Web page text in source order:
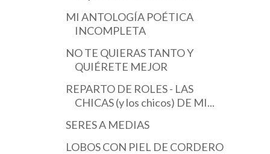
MI ANTOLOGÍA POÉTICA
INCOMPLETA
NO TE QUIERAS TANTO Y
QUIÉRETE MEJOR
REPARTO DE ROLES - LAS
CHICAS (y los chicos) DE MI...
SERES A MEDIAS
LOBOS CON PIEL DE CORDERO